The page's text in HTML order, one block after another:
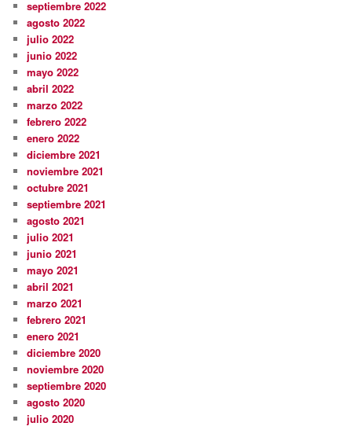
septiembre 2022
agosto 2022
julio 2022
junio 2022
mayo 2022
abril 2022
marzo 2022
febrero 2022
enero 2022
diciembre 2021
noviembre 2021
octubre 2021
septiembre 2021
agosto 2021
julio 2021
junio 2021
mayo 2021
abril 2021
marzo 2021
febrero 2021
enero 2021
diciembre 2020
noviembre 2020
septiembre 2020
agosto 2020
julio 2020